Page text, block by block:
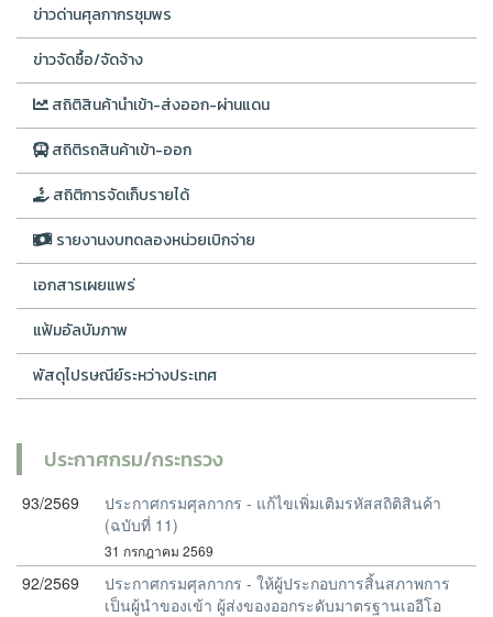
ข่าวด่านศุลกากรชุมพร
ข่าวจัดซื้อ/จัดจ้าง
สถิติสินค้านำเข้า-ส่งออก-ผ่านแดน
สถิติรถสินค้าเข้า-ออก
สถิติการจัดเก็บรายได้
รายงานงบทดลองหน่วยเบิกจ่าย
เอกสารเผยแพร่
แฟ้มอัลบัมภาพ
พัสดุไปรษณีย์ระหว่างประเทศ
ประกาศกรม/กระทรวง
93/2569
ประกาศกรมศุลกากร - แก้ไขเพิ่มเติมรหัสสถิติสินค้า
(ฉบับที่ 11)
31 กรกฎาคม 2569
92/2569
ประกาศกรมศุลกากร - ให้ผู้ประกอบการสิ้นสภาพการ
เป็นผู้นำของเข้า ผู้ส่งของออกระดับมาตรฐานเออีโอ